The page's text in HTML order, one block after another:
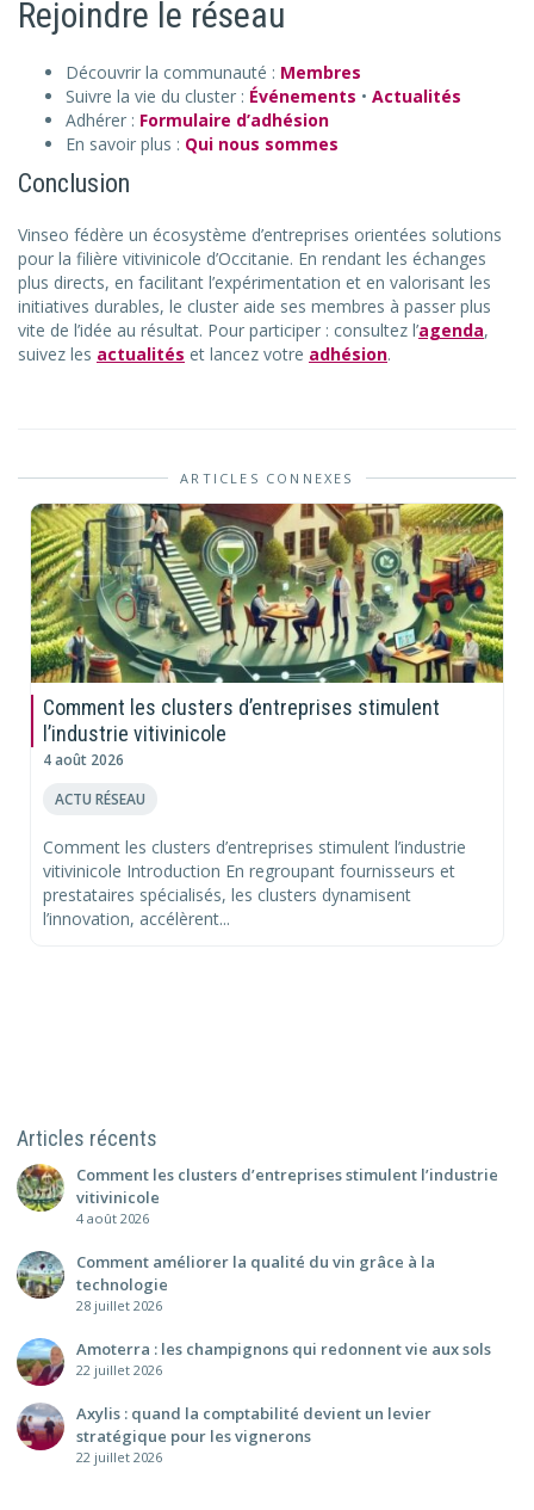
Rejoindre le réseau
Découvrir la communauté : Membres
Suivre la vie du cluster : Événements • Actualités
Adhérer : Formulaire d’adhésion
En savoir plus : Qui nous sommes
Conclusion
Vinseo fédère un écosystème d’entreprises orientées solutions
pour la filière vitivinicole d’Occitanie. En rendant les échanges
plus directs, en facilitant l’expérimentation et en valorisant les
initiatives durables, le cluster aide ses membres à passer plus
vite de l’idée au résultat. Pour participer : consultez l’agenda,
suivez les actualités et lancez votre adhésion.
ARTICLES CONNEXES
Comment les clusters d’entreprises stimulent
l’industrie vitivinicole
4 août 2026
ACTU RÉSEAU
Comment les clusters d’entreprises stimulent l’industrie
vitivinicole Introduction En regroupant fournisseurs et
prestataires spécialisés, les clusters dynamisent
l’innovation, accélèrent...
Articles récents
Comment les clusters d’entreprises stimulent l’industrie
vitivinicole
4 août 2026
Comment améliorer la qualité du vin grâce à la
technologie
28 juillet 2026
Amoterra : les champignons qui redonnent vie aux sols
22 juillet 2026
Axylis : quand la comptabilité devient un levier
stratégique pour les vignerons
22 juillet 2026